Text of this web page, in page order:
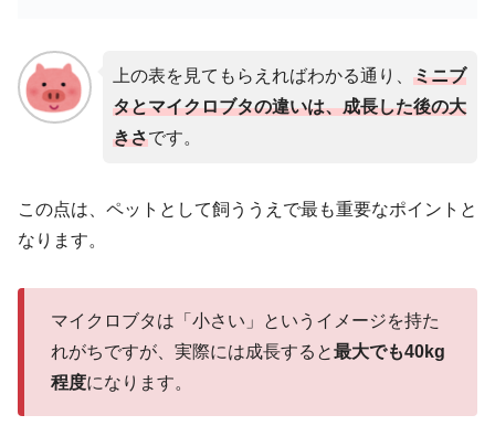
上の表を見てもらえればわかる通り、 ミニブ
タとマイクロブタの違いは、成長した後の大
きさです。
この点は、ペットとして飼ううえで最も重要なポイントと
なります。
マイクロブタは「小さい」というイメージを持た
れがちですが、実際には成長すると最大でも40kg
程度になります。